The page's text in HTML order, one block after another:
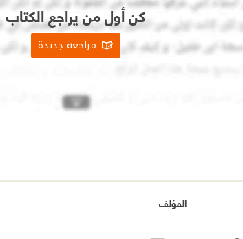
كن أول من يراجع الكتاب
مراجعة جديدة
المؤلف